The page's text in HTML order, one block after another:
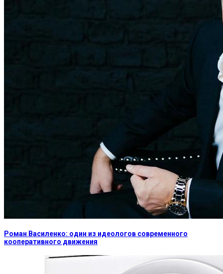
Роман Василенко: один из идеологов современного
кооперативного движения